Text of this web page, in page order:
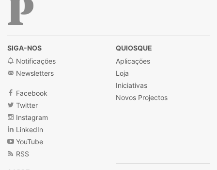
SIGA-NOS
Notificações
Newsletters
Facebook
Twitter
Instagram
LinkedIn
YouTube
RSS
QUIOSQUE
Aplicações
Loja
Iniciativas
Novos Projectos